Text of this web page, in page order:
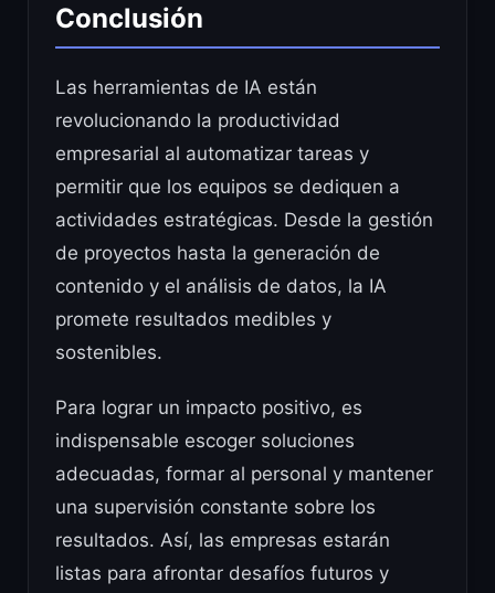
Conclusión
Las herramientas de IA están
revolucionando la productividad
empresarial al automatizar tareas y
permitir que los equipos se dediquen a
actividades estratégicas. Desde la gestión
de proyectos hasta la generación de
contenido y el análisis de datos, la IA
promete resultados medibles y
sostenibles.
Para lograr un impacto positivo, es
indispensable escoger soluciones
adecuadas, formar al personal y mantener
una supervisión constante sobre los
resultados. Así, las empresas estarán
listas para afrontar desafíos futuros y